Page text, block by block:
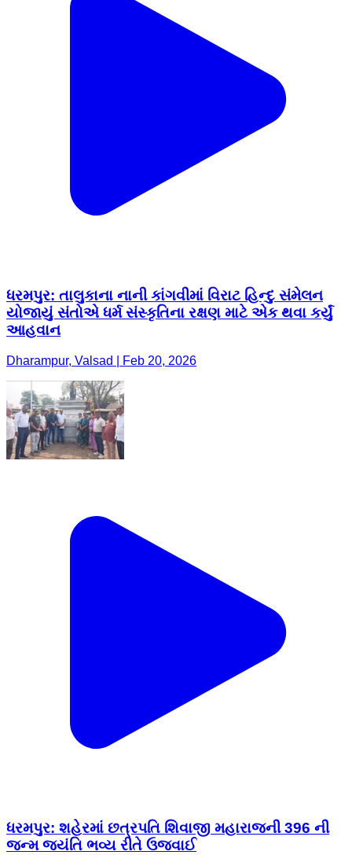
ધરમપુર: તાલુકાના નાની કાંગવીમાં વિરાટ હિન્દુ સંમેલન
યોજાયું સંતોએ ધર્મ સંસ્કૃતિના રક્ષણ માટે એક થવા કર્યું
આહવાન
Dharampur, Valsad | Feb 20, 2026
ધરમપુર: શહેરમાં છત્રપતિ શિવાજી મહારાજની 396 ની
જન્મ જયંતિ ભવ્ય રીતે ઉજવાઈ